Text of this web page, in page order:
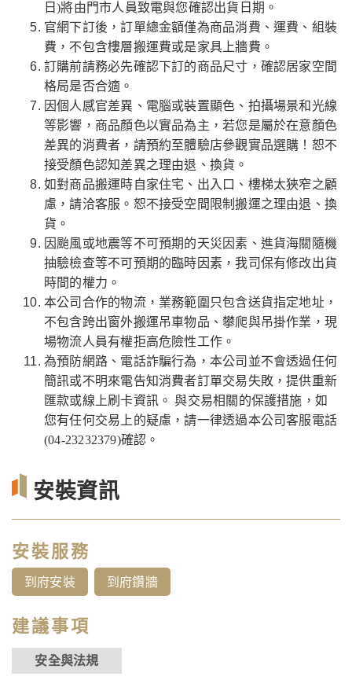
日)將由門市人員致電與您確認出貨日期。
官網下訂後，訂單總金額僅為商品消費、運費、組裝
費，不包含樓層搬運費或是家具上牆費。
訂購前請務必先確認下訂的商品尺寸，確認居家空間
格局是否合適。
因個人感官差異、電腦或裝置顯色、拍攝場景和光線
等影響，商品顏色以實品為主，若您是屬於在意顏色
差異的消費者，請預約至體驗店參觀實品選購！恕不
接受顏色認知差異之理由退、換貨。
如對商品搬運時自家住宅、出入口、樓梯太狹窄之顧
慮，請洽客服。恕不接受空間限制搬運之理由退、換
貨。
因颱風或地震等不可預期的天災因素、進貨海關隨機
抽驗檢查等不可預期的臨時因素，我司保有修改出貨
時間的權力。
本公司合作的物流，業務範圍只包含送貨指定地址，
不包含跨出窗外搬運吊車物品、攀爬與吊掛作業，現
場物流人員有權拒高危險性工作。
為預防網路、電話詐騙行為，本公司並不會透過任何
簡訊或不明來電告知消費者訂單交易失敗，提供重新
匯款或線上刷卡資訊。 與交易相關的保護措施，如
您有任何交易上的疑慮，請一律透過本公司客服電話
(04-23232379)確認。
安裝資訊
安裝服務
到府安裝 到府鑽牆
建議事項
安全與法規